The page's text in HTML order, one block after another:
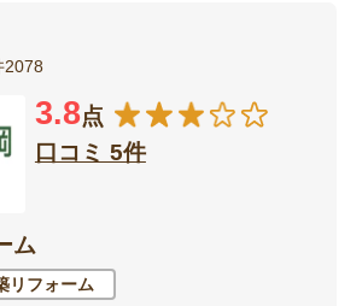
2078
3.8点
口コミ 5件
ム
リフォーム